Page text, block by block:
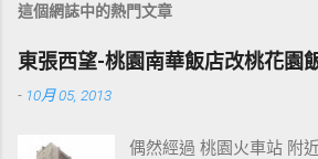
這個網誌中的熱門文章
東張西望-桃園南華飯店改桃花園
- 10月 05, 2013
偶然經過 桃園火車站 附